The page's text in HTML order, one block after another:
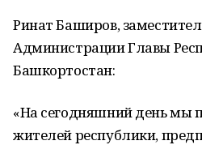
Ринат Баширов,
Администрации Главы
Башкортостан:
«На сегодняшний день мы
жителей республики,